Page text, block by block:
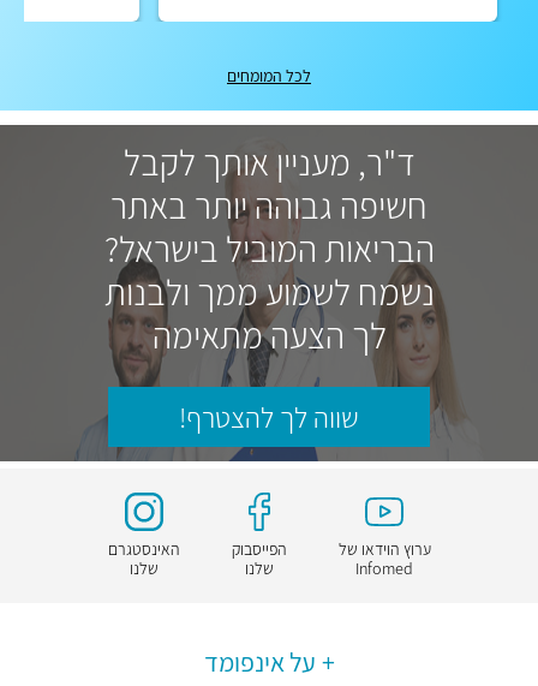
לכל המומחים
ד"ר, מעניין אותך לקבל
חשיפה גבוהה יותר באתר
הבריאות המוביל בישראל?
נשמח לשמוע ממך ולבנות
לך הצעה מתאימה
שווה לך להצטרף!
ערוץ הוידאו של
Infomed
הפייסבוק
שלנו
האינסטגרם
שלנו
על אינפומד